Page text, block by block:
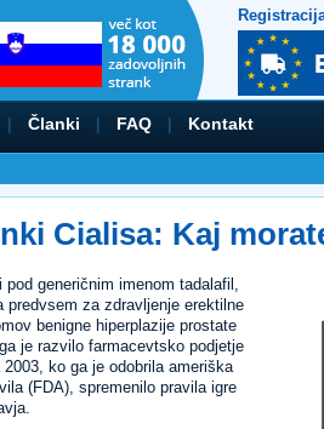
| Članki | FAQ | Kontakt
Cialisa: Kaj
generičnim imenom tadalafil,
predvsem za zdravljenje erektilne
benigne hiperplazije prostate
je razvilo farmacevtsko podjetje
ko ga je odobrila ameriška
(FDA), spremenilo pravila igre